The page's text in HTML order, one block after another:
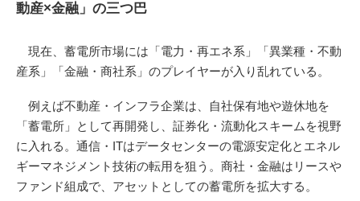
動産×金融」の三つ巴
現在、蓄電所市場には「電力・再エネ系」「異業種・不動
産系」「金融・商社系」のプレイヤーが入り乱れている。
例えば不動産・インフラ企業は、自社保有地や遊休地を
「蓄電所」として再開発し、証券化・流動化スキームを視野
に入れる。通信・ITはデータセンターの電源安定化とエネル
ギーマネジメント技術の転用を狙う。商社・金融はリースや
ファンド組成で、アセットとしての蓄電所を拡大する。